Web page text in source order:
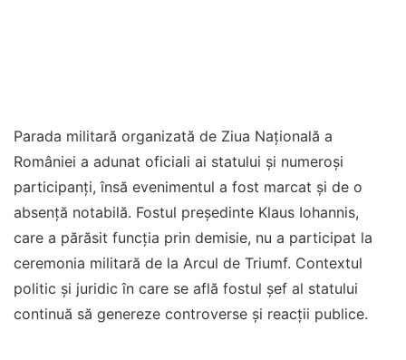
Parada militară organizată de Ziua Națională a
României a adunat oficiali ai statului și numeroși
participanți, însă evenimentul a fost marcat și de o
absență notabilă. Fostul președinte Klaus Iohannis,
care a părăsit funcția prin demisie, nu a participat la
ceremonia militară de la Arcul de Triumf. Contextul
politic și juridic în care se află fostul șef al statului
continuă să genereze controverse și reacții publice.